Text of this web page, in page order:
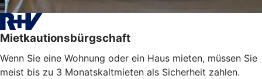
Mietkautionsbürgschaft
Wenn Sie eine Wohnung oder ein Haus mieten, müssen Sie
meist bis zu 3 Monatskaltmieten als Sicherheit zahlen.